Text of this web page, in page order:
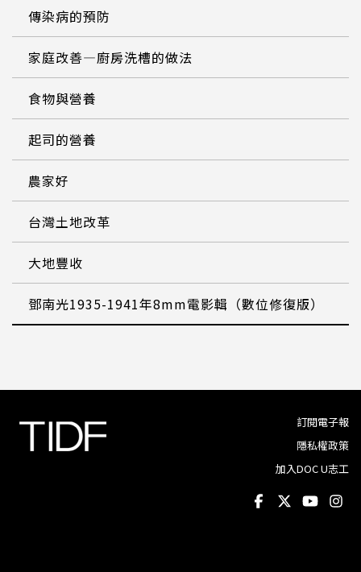
傳染病的預防
家庭改善—廚房洗槽的做法
食物與營養
起司的營養
農家好
台灣土地改革
大地豐收
鄧南光1935-1941年8mm電影輯（數位修復版）
訂閱電子報
隱私權政策
加入DOC U志工